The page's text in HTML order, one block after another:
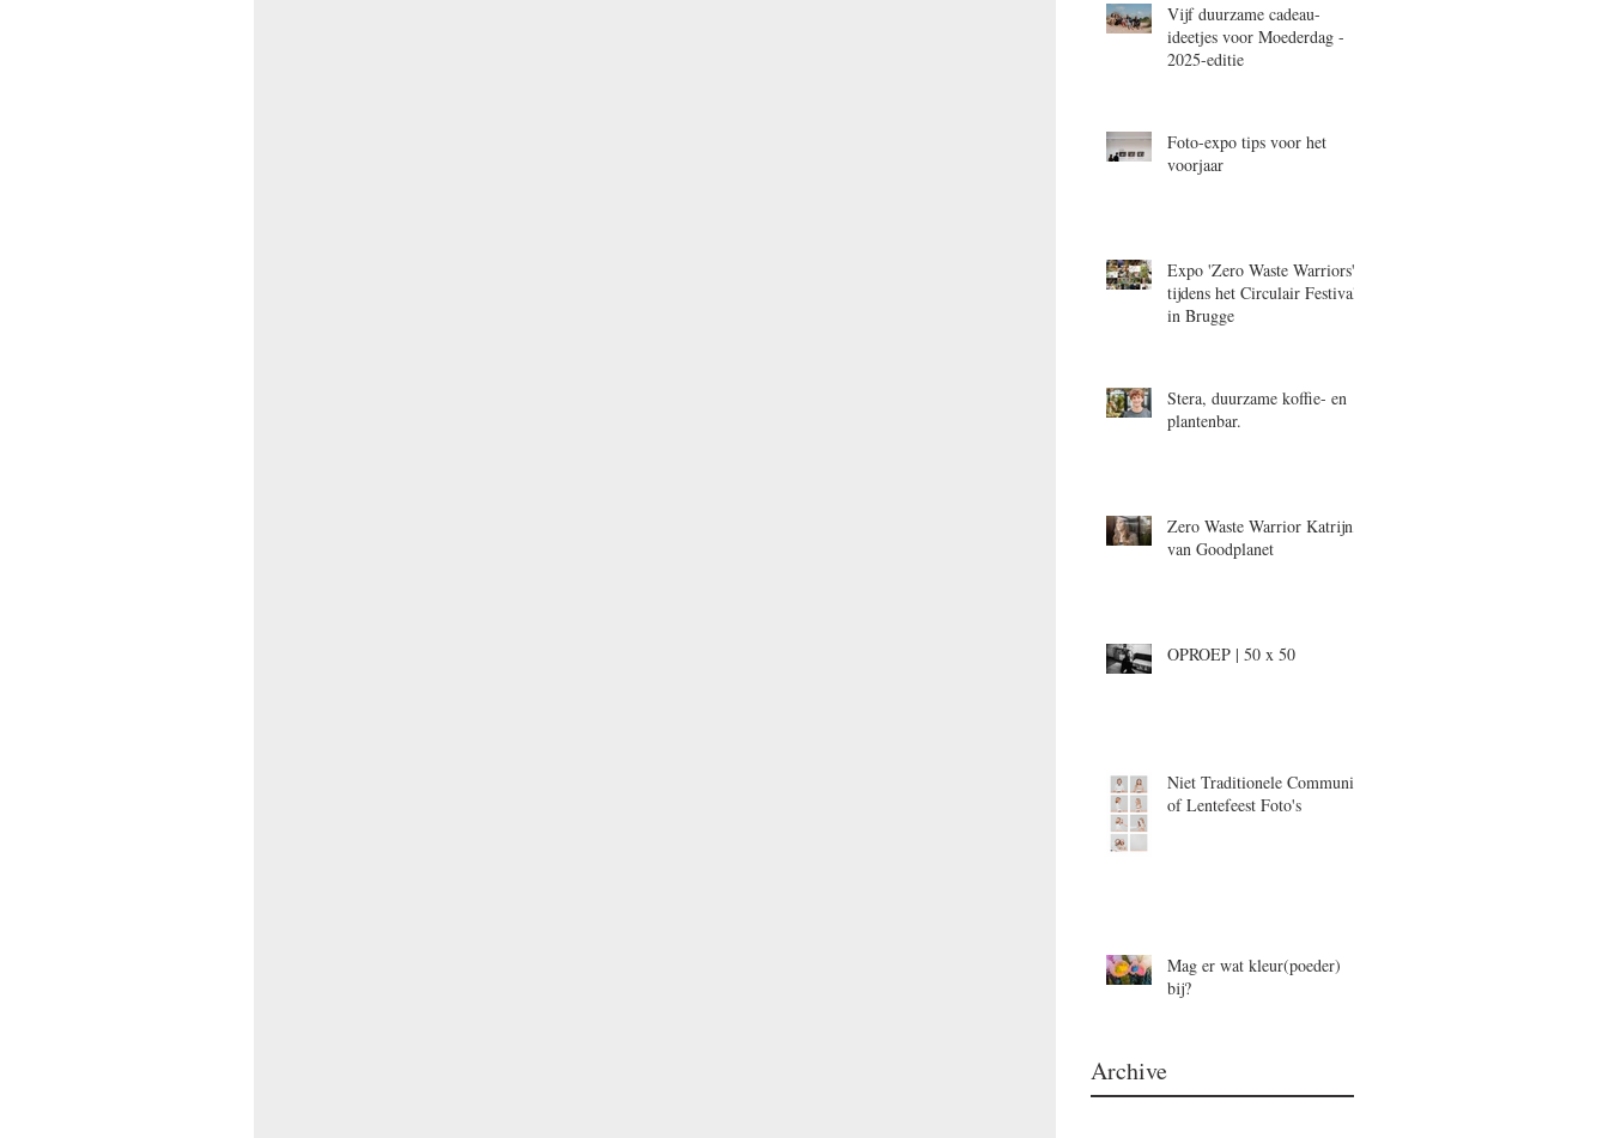
Vijf duurzame cadeau-
ideetjes voor Moederdag -
2025-editie
Foto-expo tips voor het
voorjaar
Expo 'Zero Waste Warriors'
tijdens het Circulair Festival
in Brugge
Stera, duurzame koffie- en
plantenbar.
Zero Waste Warrior Katrijn,
van Goodplanet
OPROEP | 50 x 50
Niet Traditionele Communie-
of Lentefeest Foto's
Mag er wat kleur(poeder)
bij?
Archive